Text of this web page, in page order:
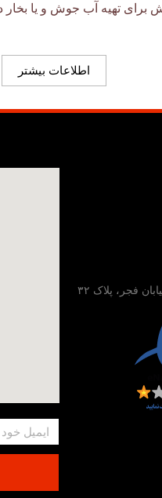
برای تهیه آب جوش و یا بخار
اطلاعات بیشتر
تهران، خیابان مطهری، خیابان فجر، پلاک ۳۲